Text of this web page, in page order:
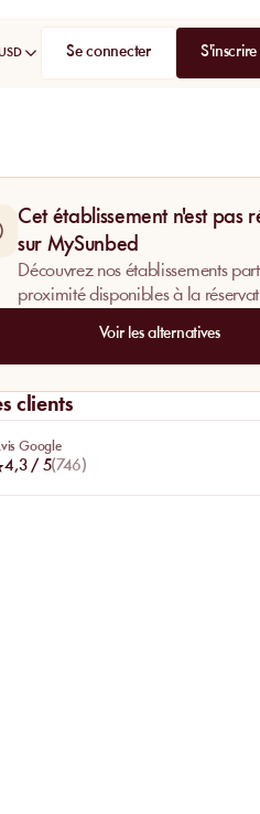
Se connecter
S'inscrire
Cet établissement n'est pas
sur MySunbed
Découvrez nos établissements
proximité disponibles à la
Voir les alternatives
clients
Google
4,3/ 5(746)